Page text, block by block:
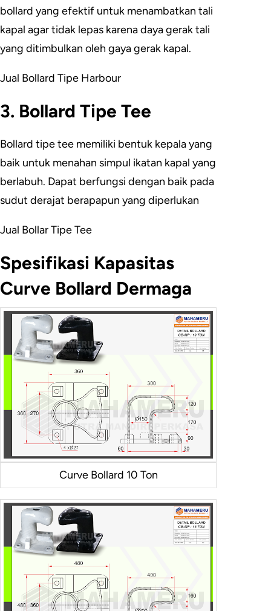
bollard yang efektif untuk menambatkan tali
kapal agar tidak lepas karena daya gerak tali
yang ditimbulkan oleh gaya gerak kapal.
Jual Bollard Tipe Harbour
3. Bollard Tipe Tee
Bollard tipe tee memiliki bentuk kepala yang
baik untuk menahan simpul ikatan kapal yang
berlabuh. Dapat berfungsi dengan baik pada
sudut derajat berapapun yang diperlukan
Jual Bollar Tipe Tee
Spesifikasi Kapasitas
Curve Bollard Dermaga
Curve Bollard 10 Ton